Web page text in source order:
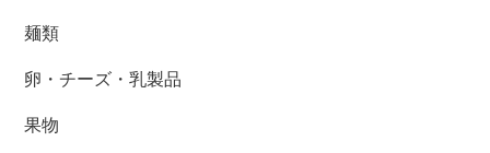
麺類
卵・チーズ・乳製品
果物